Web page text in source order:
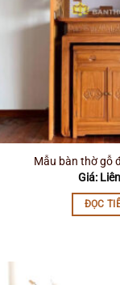
Mẫu bàn thờ gỗ
Giá:
ĐỌC